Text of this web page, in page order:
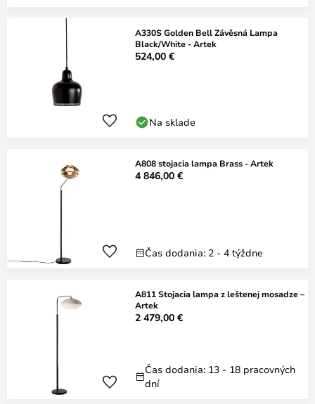
A330S Golden Bell Závěsná Lampa
Black/White - Artek
524,00 €
Na sklade
A808 stojacia lampa Brass - Artek
4 846,00 €
Čas dodania: 2 - 4 týždne
A811 Stojacia lampa z leštenej mosadze –
Artek
2 479,00 €
Čas dodania: 13 - 18 pracovných
dní